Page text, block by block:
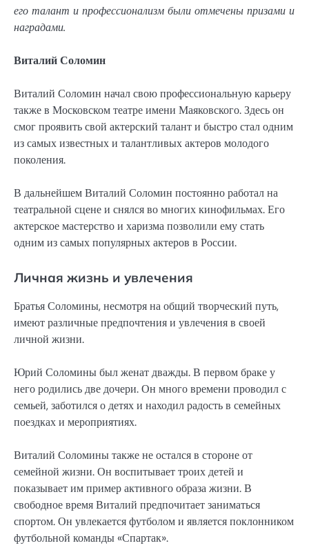
его талант и профессионализм были отмечены призами и
наградами.
Виталий Соломин
Виталий Соломин начал свою профессиональную карьеру
также в Московском театре имени Маяковского. Здесь он
смог проявить свой актерский талант и быстро стал одним
из самых известных и талантливых актеров молодого
поколения.
В дальнейшем Виталий Соломин постоянно работал на
театральной сцене и снялся во многих кинофильмах. Его
актерское мастерство и харизма позволили ему стать
одним из самых популярных актеров в России.
Личная жизнь и увлечения
Братья Соломины, несмотря на общий творческий путь,
имеют различные предпочтения и увлечения в своей
личной жизни.
Юрий Соломины был женат дважды. В первом браке у
него родились две дочери. Он много времени проводил с
семьей, заботился о детях и находил радость в семейных
поездках и мероприятиях.
Виталий Соломины также не остался в стороне от
семейной жизни. Он воспитывает троих детей и
показывает им пример активного образа жизни. В
свободное время Виталий предпочитает заниматься
спортом. Он увлекается футболом и является поклонником
футбольной команды «Спартак».